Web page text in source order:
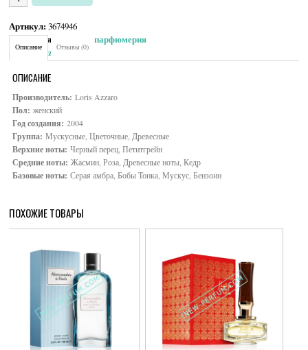
Артикул:3674946
Категория:
Женская парфюмерия
Brand:Azzaro
Описание Отзывы (0)
ОПИСАНИЕ
Производитель: Loris Azzaro
Пол: женский
Год создания: 2004
Группа: Мускусные, Цветочные, Древесные
Верхние ноты: Черный перец, Петитгрейн
Средние ноты: Жасмин, Роза, Древесные ноты, Кедр
Базовые ноты:Серая амбра, Бобы Тонка, Мускус, Бензоин
ПОХОЖИЕ ТОВАРЫ